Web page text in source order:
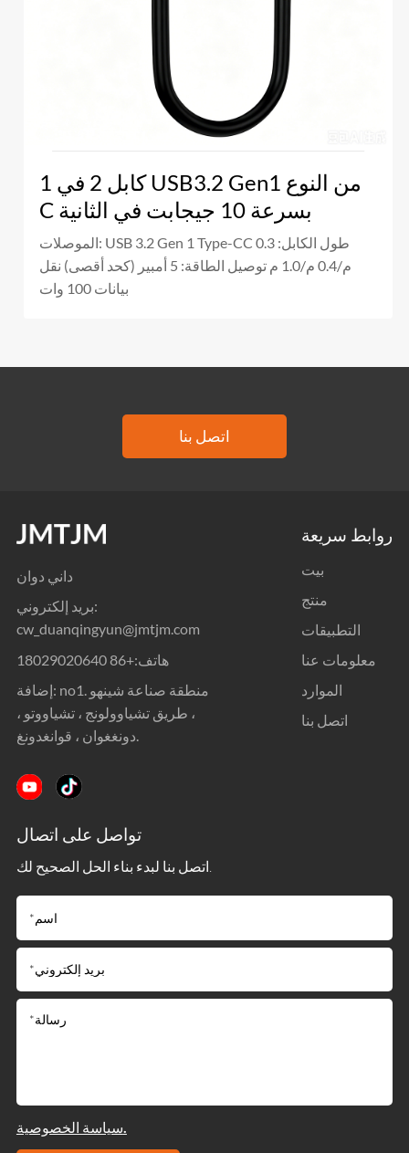
كابل 2 في 1 USB3.2 Gen1 من النوع
C بسرعة 10 جيجابت في الثانية
الموصلات: USB 3.2 Gen 1 Type-CC طول الكابل: 0.3
م/0.4 م/1.0 م توصيل الطاقة: 5 أمبير (كحد أقصى) نقل
بيانات 100 وات
اتصل بنا
داني دوان
بريد إلكتروني:
cw_duanqingyun@jmtjm.com
هاتف:+86 18029020640
إضافة: no1. منطقة صناعة شينهو
، طريق تشياوولونج ، تشياووتو ،
روابط سريعة
بيت
منتج
التطبيقات
معلومات عنا
الموارد
اتصل بنا
تواصل على اتصال
سياسة الخصوصية.